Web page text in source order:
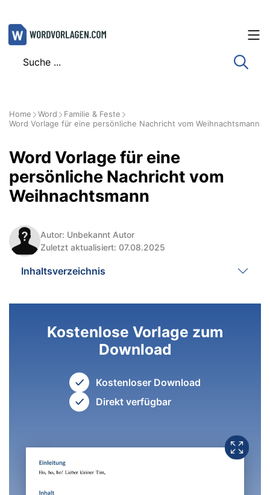
Zum
Inhalt
Home Word
Familie & Feste
Word Vorlage für eine persönliche Nachricht vom Weihnachtsmann
Word Vorlage für eine
persönliche Nachricht vom
Weihnachtsmann
Autor: Unbekannt Autor
Zuletzt aktualisiert: 07.08.2025
Inhaltsverzeichnis
Kostenlose Vorlage zum
Download
Kostenloser Download
Direkt verfügbar